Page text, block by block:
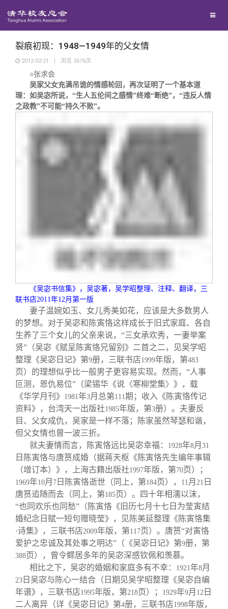
西南联大校友会
义工计划
新媒体平台
青春风采
校友讲坛
终身学习
信息化服务
三创大赛
实用信息
校友总会
总会简介
会长致辞
总会章程
理事会名单
制度法规
联系我们
关闭
裂痕初现：1948—1949年的父女情
2012-02-21 | 浏览 3676次
○张求会
吴家父女充满吊诡的情感轮回，再次证明了一个基本道
理：如吴宓所说，“生人五伦间之感情”终难“断绝”，“违反人情
之政教”不可能“持久不败”。
《吴宓书信集》，吴宓著，吴学昭整理、注释、翻译，三
联书店2011年12 月第一版
妻子温婉如玉、女儿秀美如花，应该是大多数男人
的梦想。对于吴宓和陈寅恪这样成长于旧式家庭、各自
生养了三个女儿的父亲来说，“三女承欢秀，一妻举案
贤”（吴宓《赋呈陈寅恪兄留别》二首之二，见吴学昭
整理《吴宓日记》第9册，三联书店1999年版，第483
页）的理想似乎比一般男子更容易实现。然而，“人事
叵测，恩仇易位”（梁锡华《说〈寒柳堂集〉》，载
《华学月刊》 1981年3月总第111期；收入《陈寅恪传记
资料》，台湾天一出版社1985年版，第3册）。夫妻反
目、父女成仇，吴家是一样不落；陈家虽然琴瑟和谐，
但父女情也曾一波三折。
就夫妻情而言，陈寅恪远比吴宓幸福：
1928年8月 31
日陈寅恪与唐筼成婚（据蒋天枢《陈寅恪先生编年事辑
（增订本）》，上海古籍出版社1997年版，第70页）；
1969年10月 7 日陈寅恪逝世（同上，第184页）， 11 月 21 日
唐筼追随而去（同上，第185页）。四十年相濡以沫，
“也同欢乐也同愁”（陈寅恪《旧历七月十七日为莹寅结
婚纪念日赋一短句赠晓莹》，见陈美延整理《陈寅恪集
·诗集》，三联书店2009年版，第117页）。唐筼“对寅恪
爱护之忠诚及其处事之明达”（《吴宓日记》第9册，第
388页），曾令鳏居多年的吴宓深感钦佩和羡慕。
相比之下，吴宓的婚姻和家庭多有不幸：
1921年8月
23 日吴宓与陈心一结合（日期见吴学昭整理《吴宓自编
年谱》，三联书店1995年版，第218页）； 1929年9月 12 日
二人离异（详《吴宓日记》第4册，三联书店1998年版，